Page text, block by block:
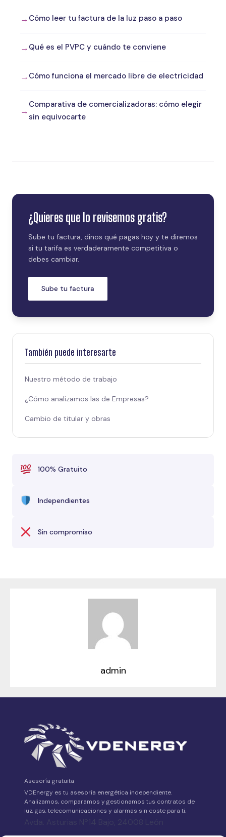
Cómo leer tu factura de la luz paso a paso
Qué es el PVPC y cuándo te conviene
Cómo funciona el mercado libre de electricidad
Comparativa de comercializadoras: cómo elegir
sin equivocarte
¿Quieres que lo revisemos gratis?
Sube tu factura, dinos qué pagas hoy y te diremos
si tu tarifa es verdaderamente competitiva o
debes cambiar.
Sube tu factura
También puede interesarte
Nuestro método de trabajo
¿Cómo analizamos las de Empresas?
Cambio de titular y obras
100% Gratuito
Independientes
Sin compromiso
admin
Asesoría gratuita
VDEnergy es tu asesoría energética independiente.
Analizamos, comparamos y gestionamos tus contratos de
luz, gas, telecomunicaciones y alarmas sin coste para ti.
Avda. Asturias Nº14 Bajo, 24008 León